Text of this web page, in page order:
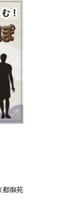
都御苑